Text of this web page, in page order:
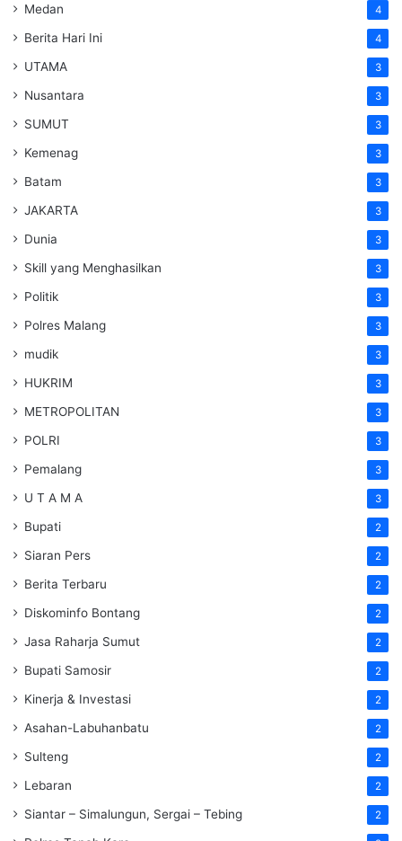
Medan 4
Berita Hari Ini 4
UTAMA 3
Nusantara 3
SUMUT 3
Kemenag 3
Batam 3
JAKARTA 3
Dunia 3
Skill yang Menghasilkan 3
Politik 3
Polres Malang 3
mudik 3
HUKRIM 3
METROPOLITAN 3
POLRI 3
Pemalang 3
U T A M A 3
Bupati 2
Siaran Pers 2
Berita Terbaru 2
Diskominfo Bontang 2
Jasa Raharja Sumut 2
Bupati Samosir 2
Kinerja & Investasi 2
Asahan-Labuhanbatu 2
Sulteng 2
Lebaran 2
Siantar – Simalungun, Sergai – Tebing 2